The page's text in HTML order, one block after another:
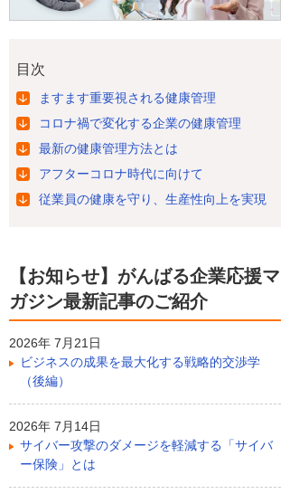
目次
ますます重要視される健康管理
コロナ禍で変化する企業の健康管理
最新の健康管理方法とは
アフターコロナ時代に向けて
従業員の健康を守り、生産性向上を実現
【お知らせ】がんばる企業応援マ
ガジン最新記事のご紹介
2026年 7月21日
ビジネスの成果を最大化する戦略的交渉学
（後編）
2026年 7月14日
サイバー攻撃のダメージを軽減する「サイバ
ー保険」とは